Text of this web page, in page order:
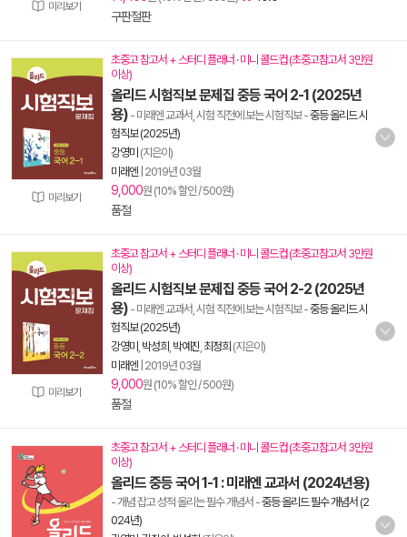
미리보기
구판절판
미리보기
초중고 참고서 + 스터디 플래너 · 미니 콜드컵 (초중고참고서 3만원
이상)
올리드 시험직보 문제집 중등 국어 2-1 (2025년
용) - 미래엔 교과서, 시험 직전에 보는 시험직보-중등 올리드 시
험직보 (2025년)
강영미 (지은이)
미래엔 2019년 03월
9,000원 (10% 할인 / 500원)
품절
미리보기
초중고 참고서 + 스터디 플래너 · 미니 콜드컵 (초중고참고서 3만원
이상)
올리드 시험직보 문제집 중등 국어 2-2 (2025년
용) - 미래엔 교과서, 시험 직전에 보는 시험직보-중등 올리드 시
험직보 (2025년)
강영미 박성희 박예진 최정희 (지은이)
미래엔 2019년 03월
9,000원 (10% 할인 / 500원)
품절
초중고 참고서 + 스터디 플래너 · 미니 콜드컵 (초중고참고서 3만원
이상)
올리드 중등 국어 1-1 : 미래엔 교과서 (2024년용)
- 개념 잡고 성적 올리는 필수 개념서 -중등 올리드 필수 개념서 (2
024년)